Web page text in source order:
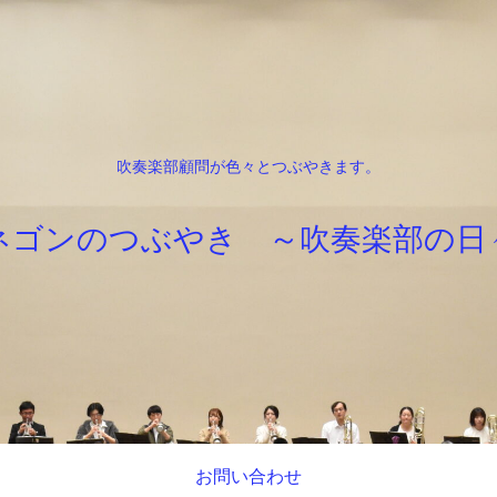
吹奏楽部顧問が色々とつぶやきます。
ゴンのつぶやき ～吹奏楽部の日
お問い合わせ